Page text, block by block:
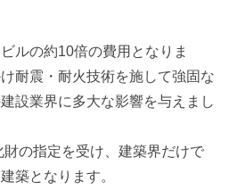
ルの約10倍の費用となりま
耐震・耐火技術を施して強固な
設業界に多大な影響を与えまし
の指定を受け、建築界だけで
築となります。